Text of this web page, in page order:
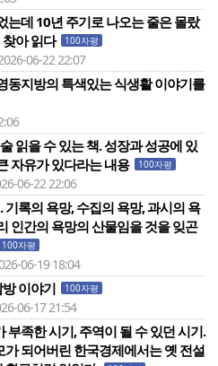
는데 10년 주기로 나오는 줄은 몰랐
찾아 읽다
100자평
06-22 22:07
동지방의 특색있는 식생활 이야기를
읽을 수 있는 책. 성장과 성공에 있
자유가 있다라는 내용
100자평
06-22 22:06
록의 욕망, 수집의 욕망, 과시의 욕
인간의 욕망의 산물임을 것을 잊곤
100자평
06-19 18:04
이야기 100자평
06-17 21:54
부족한 시기, 주역이 될 수 있던 시기.
되어버린 한국경제에서는 옛 전설